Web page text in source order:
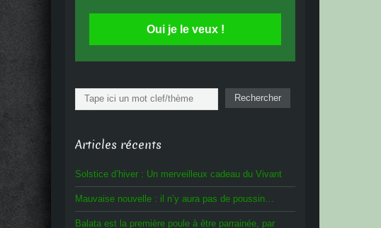
Oui je le veux !
Rechercher Rechercher
Articles récents
Solstice d’hiver : Un merveilleux cadeau du Vivant
Mauvaise nouvelle : il n’y aura pas de poussin…
Balata est la première poule à être parrainée, par